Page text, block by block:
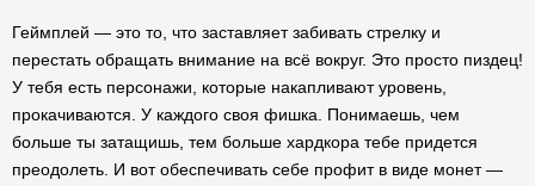
Геймплей — это то, что заставляет забивать стрелку и
перестать обращать внимание на всё вокруг. Это просто пиздец!
У тебя есть персонажи, которые накапливают уровень,
прокачиваются. У каждого своя фишка. Понимаешь, чем
больше ты затащишь, тем больше хардкора тебе придется
преодолеть. И вот обеспечивать себе профит в виде монет —